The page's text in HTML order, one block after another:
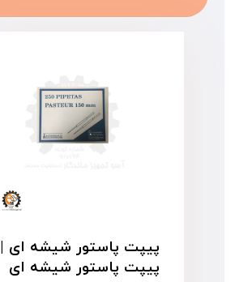
پیپت پاستور شیشه ای |
پیپت پاستور شیشه ای